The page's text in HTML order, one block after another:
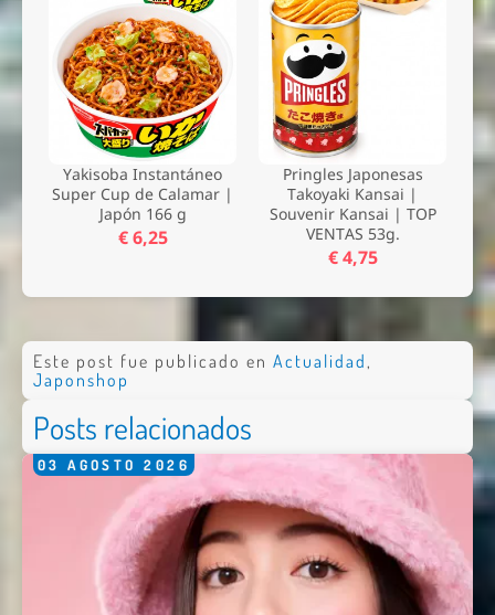
Yakisoba Instantáneo
Super Cup de Calamar |
Japón 166 g
€ 6,25
Pringles Japonesas
Takoyaki Kansai |
Souvenir Kansai | TOP
VENTAS 53g.
€ 4,75
Este post fue publicado en Actualidad ,
Japonshop
Posts relacionados
03 AGOSTO 2026